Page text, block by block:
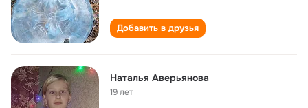
Добавить в друзья
Наталья Аверьянова
19 лет